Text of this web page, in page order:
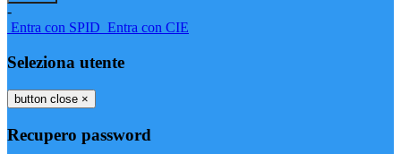
-
Entra con SPID Entra con CIE
Seleziona utente
button close ×
Recupero password